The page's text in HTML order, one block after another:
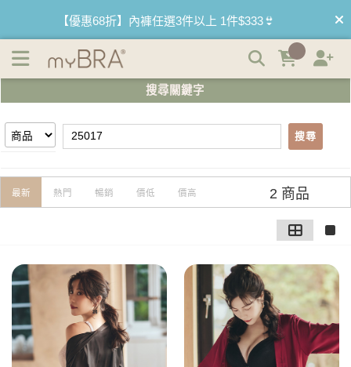
【優惠68折】內褲任選3件以上 1件$333👙
【買內衣免運費】台灣滿1200運費0元🚛
【首購優惠】新客最高可折$150再免運❗
【夏日滿額贈】把衣物壓縮收納袋回家 🌞
【父親節快樂】男內褲5件$999🧔
搜尋關鍵字
搜尋
最新 熱門 暢銷 價低 價高 2 商品